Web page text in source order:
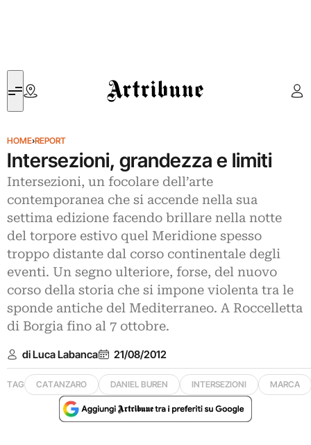
Artribune
HOME›REPORT
Intersezioni, grandezza e limiti
Intersezioni, un focolare dell’arte
contemporanea che si accende nella sua
settima edizione facendo brillare nella notte
del torpore estivo quel Meridione spesso
troppo distante dal corso continentale degli
eventi. Un segno ulteriore, forse, del nuovo
corso della storia che si impone violenta tra le
sponde antiche del Mediterraneo. A Roccelletta
di Borgia fino al 7 ottobre.
di Luca Labanca 21/08/2012
TAG CATANZARO DANIEL BUREN INTERSEZIONI MARCA